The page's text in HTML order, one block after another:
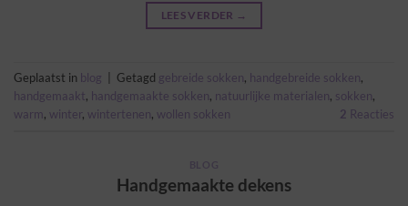
LEES VERDER →
Geplaatst in blog Getagd gebreide sokken, handgebreide sokken,
handgemaakt, handgemaakte sokken, natuurlijke materialen, sokken,
warm, winter, wintertenen, wollen sokken 2 Reacties
BLOG
Handgemaakte dekens